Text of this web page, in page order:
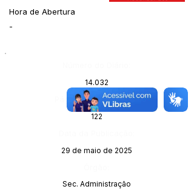
Hora de Abertura
-
14.032
Página da Publicação:
122
29 de maio de 2025
Sec. Administração